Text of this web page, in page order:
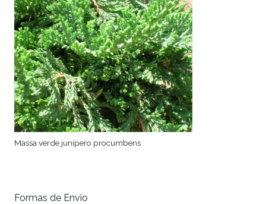
Massa verde junípero procumbens
Formas de Envio